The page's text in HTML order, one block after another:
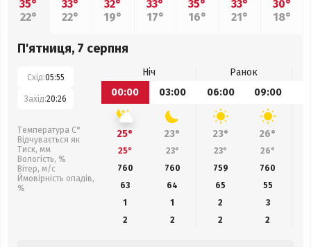
35°
22°
33°
22°
32°
19°
33°
17°
35°
16°
33°
21°
30°
18°
П'ятниця, 7 серпня
Схід:05:55
Захід:20:26
Температура С°
Відчувається як
Тиск, мм
Вологість, %
Вітер, м/с
Ймовірність опадів,
%
Ніч
Ранок
00:00
03:00 06:00 09:00
25° 23° 23° 26°
25° 23° 23° 26°
760
760 759 760
63
64 65
55
1
1 2
3
2
2 2 2